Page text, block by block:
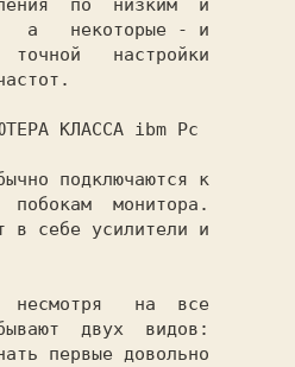
по  низким  и
а   некоторые - и
настройки
частот.
побокам  монитора.
в себе усилители и
двух  видов:
первые довольно